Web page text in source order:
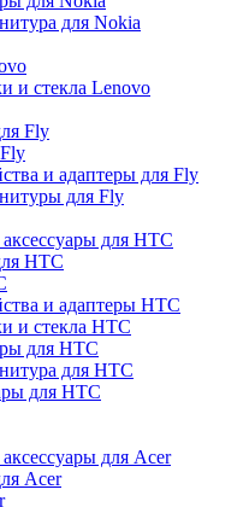
для Nokia
и стекла Lenovo
Fly
и адаптеры для Fly
для Fly
для HTC
HTC
и адаптеры HTC
и стекла HTC
для HTC
для HTC
для HTC
для Acer
Acer